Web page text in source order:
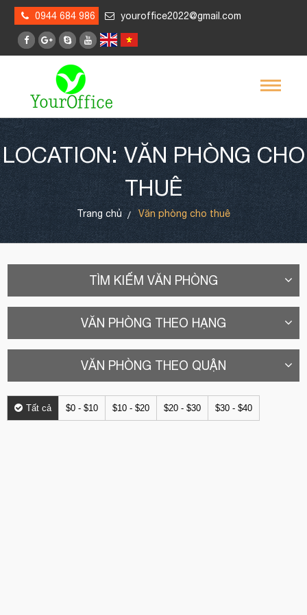
0944 684 986 youroffice2022@gmail.com
LOCATION: VĂN PHÒNG CHO
THUÊ
Trang chủ Văn phòng cho thuê
TÌM KIẾM VĂN PHÒNG
VĂN PHÒNG THEO HẠNG
VĂN PHÒNG THEO QUẬN
Tất cả $0 - $10 $10 - $20 $20 - $30 $30 - $40